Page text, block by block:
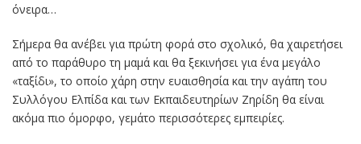
όνειρα…
Σήμερα θα ανέβει για πρώτη φορά στο σχολικό, θα χαιρετήσει
από το παράθυρο τη μαμά και θα ξεκινήσει για ένα μεγάλο
«ταξίδι», το οποίο χάρη στην ευαισθησία και την αγάπη του
Συλλόγου Ελπίδα και των Εκπαιδευτηρίων Ζηρίδη θα είναι
ακόμα πιο όμορφο, γεμάτο περισσότερες εμπειρίες.